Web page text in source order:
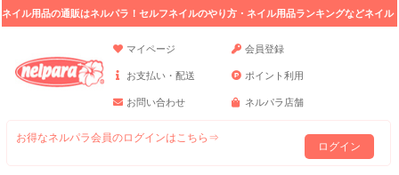
ネイル用品の通販はネルパラ！セルフネイルのやり方・ネイル用品ランキングなどネイル
マイページ
会員登録
お支払い・配送 ポイント利用
お問い合わせ ネルパラ店舗
お得なネルパラ会員のログインはこちら⇒
ログイン